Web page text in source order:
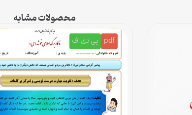
محصولات مشابه
pdf پی دی اف